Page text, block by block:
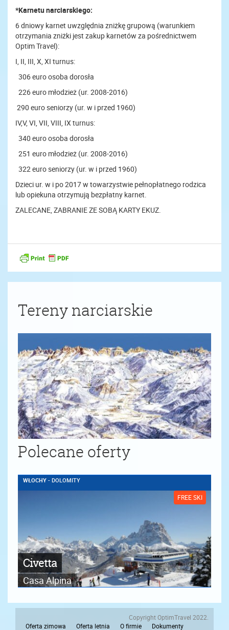
*Karnetu narciarskiego:
6 dniowy karnet uwzględnia zniżkę grupową (warunkiem
otrzymania zniżki jest zakup karnetów za pośrednictwem
Optim Travel):
I, II, III, X, XI turnus:
306 euro osoba dorosła
226 euro młodzież (ur. 2008-2016)
290 euro seniorzy (ur. w i przed 1960)
IV,V, VI, VII, VIII, IX turnus:
340 euro osoba dorosła
251 euro młodzież (ur. 2008-2016)
322 euro seniorzy (ur. w i przed 1960)
Dzieci ur. w i po 2017 w towarzystwie pełnopłatnego rodzica
lub opiekuna otrzymują bezpłatny karnet.
ZALECANE, ZABRANIE ZE SOBĄ KARTY EKUZ.
Tereny narciarskie
Polecane oferty
WŁOCHY - DOLOMITY
FREE SKI
Civetta
Casa Alpina
Copyright OptimTravel 2022.
Oferta zimowa
Oferta letnia O firmie Dokumenty